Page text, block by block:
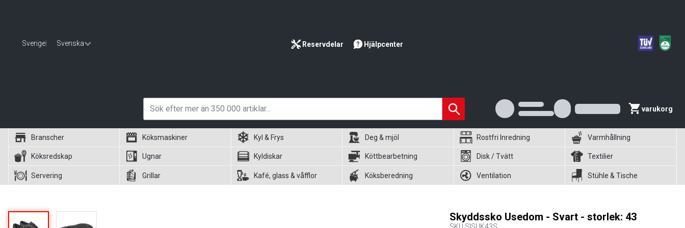
Sverige Svenska Reservdelar Hjälpcenter
varukorg
Branscher Köksmaskiner Kyl & Frys Deg & mjöl Rostfri Inredning Varmhållning
Köksredskap Ugnar Kyldiskar Köttbearbetning Disk / Tvätt Textilier
Servering Grillar Kafé, glass & våfflor Köksberedning Ventilation Stühle & Tische
Skyddssko Usedom - Svart - storlek: 43